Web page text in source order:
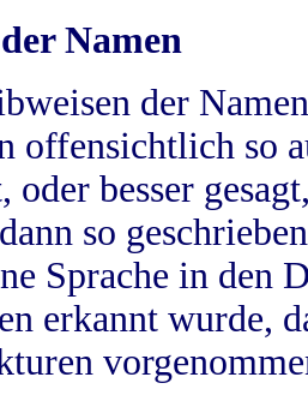
Namen
der
offensichtlich so
oder besser
so
Sprache in
erkannt wurde,